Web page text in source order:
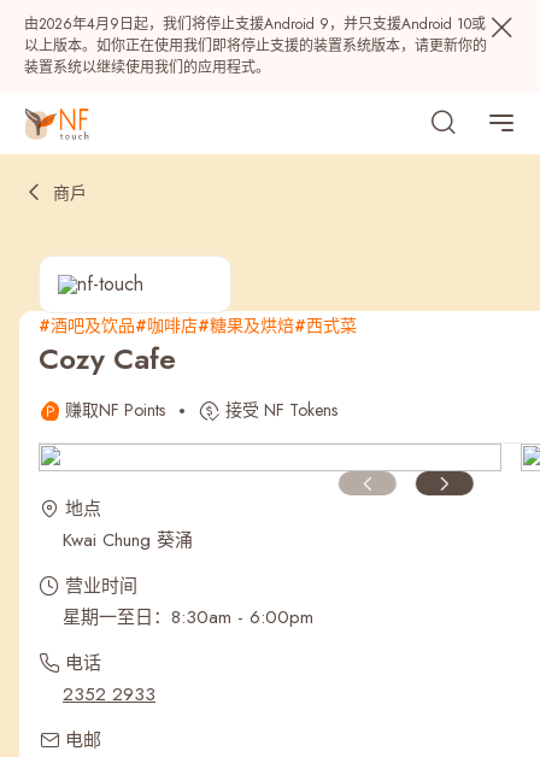
由2026年4月9日起，我们将停止支援Android 9，并只支援Android 10或
以上版本。如你正在使用我们即将停止支援的装置系统版本，请更新你的
装置系统以继续使用我们的应用程式。
热门
最近搜寻纪录
商戶
#酒吧及饮品#咖啡店#糖果及烘焙#西式菜
Cozy Cafe
赚取NF Points 接受 NF Tokens
地点
Kwai Chung 葵涌
营业时间
星期一至日：8:30am - 6:00pm
电话
2352 2933
电邮